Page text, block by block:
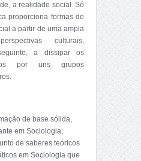
a realidade social. Só
proporciona formas de
a partir de uma ampla
culturais,
a dissipar os
por uns grupos
de base sólida,
em Sociologia;
de saberes teóricos
em Sociologia que